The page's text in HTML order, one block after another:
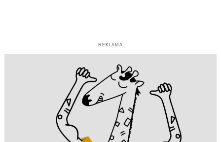
REKLAMA